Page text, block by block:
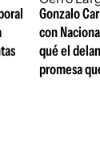
Gonzalo
con
qué el
promesa